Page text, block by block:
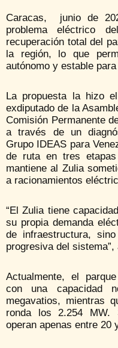
Caracas, junio de
problema eléctrico
recuperación total del
la región, lo que
autónomo y estable
La propuesta la hizo
exdiputado de la
Comisión Permanente
a través de un
Grupo IDEAS para
de ruta en tres
mantiene al Zulia
a racionamientos
“El Zulia tiene
su propia demanda
de infraestructura,
progresiva del sistema”,
Actualmente, el
con una capacidad
megavatios, mientras
ronda los 2.254 MW.
operan apenas entre 20